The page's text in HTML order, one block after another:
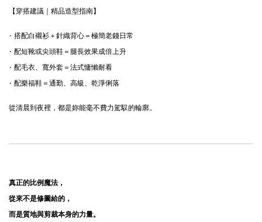
【穿搭建議｜精品造型指南】
· 搭配白襯衫＋針織背心＝極簡老錢日常
· 配短靴或尖頭鞋＝腿長效果成倍上升
· 配毛衣、寬外套＝法式慵懶耐看
· 配樂福鞋＝通勤、高級、乾淨俐落
從清晨到夜裡，都是妳能毫不費力駕馭的輪廓。
真正的比例魔法，
從來不是修圖給的，
而是質地與剪裁本身的力量。